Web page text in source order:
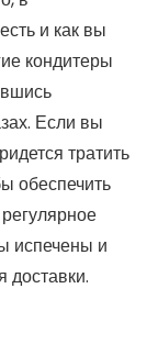
и как вы
кондитеры
Если вы
тратить
обеспечить
испечены и
доставки.